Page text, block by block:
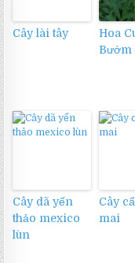
Cây lài tây
Hoa
Bướm
Cây dã yến
thảo mexico
lùn
Cây
mai